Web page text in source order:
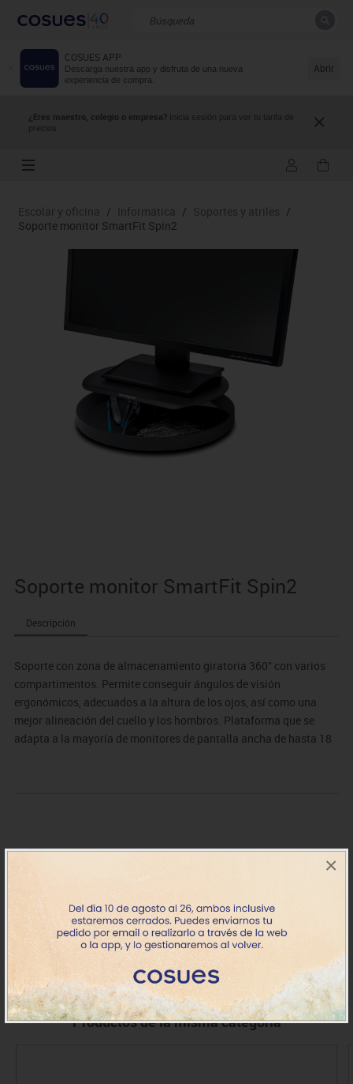
×
COSUES APP
Descarga nuestra app y disfruta de una nueva
experiencia de compra.
Abrir
¿Eres maestro, colegio o empresa? Inicia sesión para ver tu tarifa de
precios.
Resultados de la búsqueda
Escolar y oficina / Informática / Soportes y atriles /
Soporte monitor SmartFit Spin2
Soporte monitor SmartFit Spin2
Descripción
Soporte con zona de almacenamiento giratoria 360° con varios
compartimentos. Permite conseguir ángulos de visión
ergonómicos, adecuados a la altura de los ojos, así como una
mejor alineación del cuello y los hombros. Plataforma que se
adapta a la mayoría de monitores de pantalla ancha de hasta 18
Productos de la misma categoría